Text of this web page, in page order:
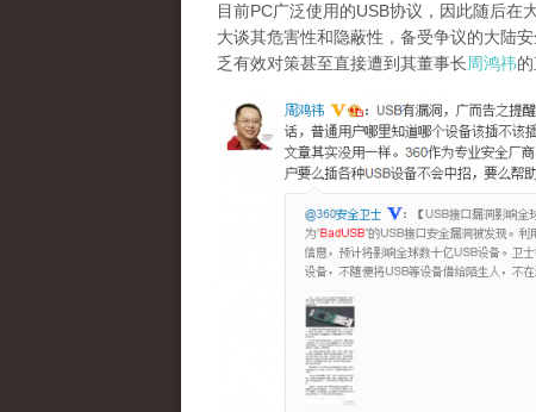
目前PC广泛使用的USB协议，因此随后在
大谈其危害性和隐蔽性，备受争议的大陆
乏有效对策甚至直接遭到其董事长周鸿祎